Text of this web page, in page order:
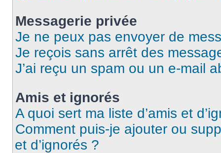
Messagerie privée
Je ne peux pas envoyer de
Je reçois sans arrêt des
J’ai reçu un spam ou un e-mail
Amis et ignorés
A quoi sert ma liste d’amis et
Comment puis-je ajouter ou
et d’ignorés ?